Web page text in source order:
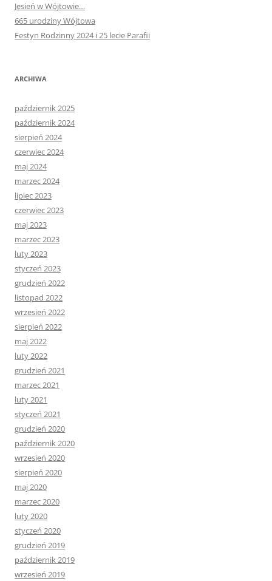
Jesień w Wójtowie…
665 urodziny Wójtowa
Festyn Rodzinny 2024 i 25 lecie Parafii
ARCHIWA
październik 2025
październik 2024
sierpień 2024
czerwiec 2024
maj 2024
marzec 2024
lipiec 2023
czerwiec 2023
maj 2023
marzec 2023
luty 2023
styczeń 2023
grudzień 2022
listopad 2022
wrzesień 2022
sierpień 2022
maj 2022
luty 2022
grudzień 2021
marzec 2021
luty 2021
styczeń 2021
grudzień 2020
październik 2020
wrzesień 2020
sierpień 2020
maj 2020
marzec 2020
luty 2020
styczeń 2020
grudzień 2019
październik 2019
wrzesień 2019